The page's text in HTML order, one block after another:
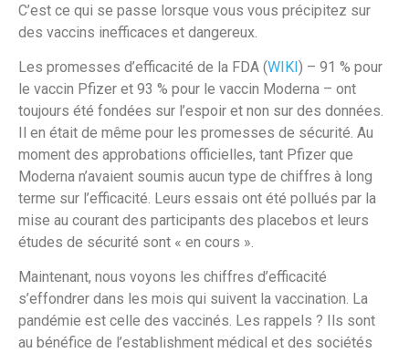
C’est ce qui se passe lorsque vous vous précipitez sur
des vaccins inefficaces et dangereux.
Les promesses d’efficacité de la FDA (WIKI) – 91 % pour
le vaccin Pfizer et 93 % pour le vaccin Moderna – ont
toujours été fondées sur l’espoir et non sur des données.
Il en était de même pour les promesses de sécurité. Au
moment des approbations officielles, tant Pfizer que
Moderna n’avaient soumis aucun type de chiffres à long
terme sur l’efficacité. Leurs essais ont été pollués par la
mise au courant des participants des placebos et leurs
études de sécurité sont « en cours ».
Maintenant, nous voyons les chiffres d’efficacité
s’effondrer dans les mois qui suivent la vaccination. La
pandémie est celle des vaccinés. Les rappels ? Ils sont
au bénéfice de l’establishment médical et des sociétés